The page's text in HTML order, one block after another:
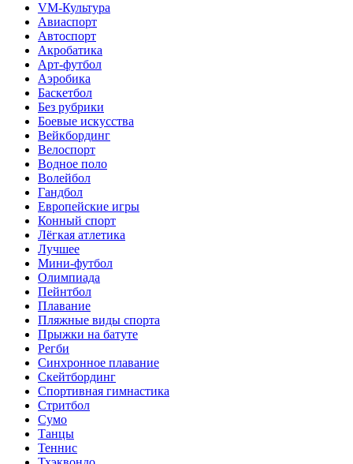
VM-Культура
Авиаспорт
Автоспорт
Акробатика
Арт-футбол
Аэробика
Баскетбол
Без рубрики
Боевые искусства
Вейкбординг
Велоспорт
Водное поло
Волейбол
Гандбол
Европейские игры
Конный спорт
Лёгкая атлетика
Лучшее
Мини-футбол
Олимпиада
Пейнтбол
Плавание
Пляжные виды спорта
Прыжки на батуте
Регби
Синхронное плавание
Скейтбординг
Спортивная гимнастика
Стритбол
Сумо
Танцы
Теннис